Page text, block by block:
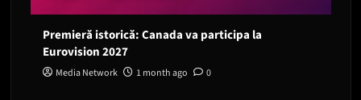
Premieră istorică: Canada va participa la
Eurovision 2027
Media Network 1 month ago 0